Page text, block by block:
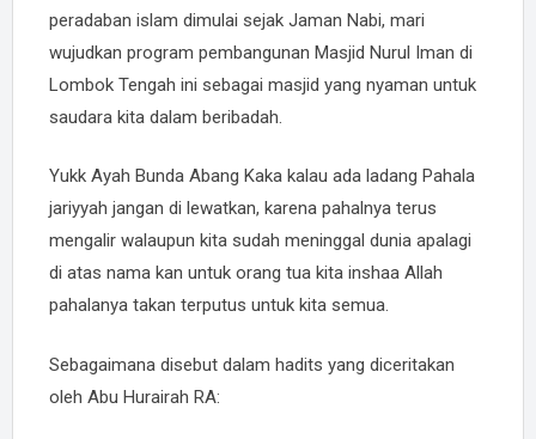
peradaban islam dimulai sejak Jaman Nabi, mari
wujudkan program pembangunan Masjid Nurul Iman di
Lombok Tengah ini sebagai masjid yang nyaman untuk
saudara kita dalam beribadah.
Yukk Ayah Bunda Abang Kaka kalau ada ladang Pahala
jariyyah jangan di lewatkan, karena pahalnya terus
mengalir walaupun kita sudah meninggal dunia apalagi
di atas nama kan untuk orang tua kita inshaa Allah
pahalanya takan terputus untuk kita semua.
Sebagaimana disebut dalam hadits yang diceritakan
oleh Abu Hurairah RA: